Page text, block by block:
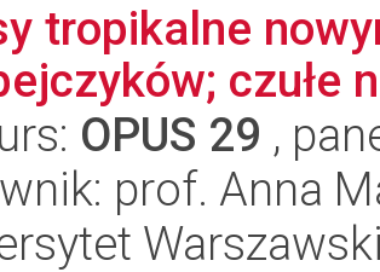
tropikalne
czułe
OPUS 29 ,
prof. Anna